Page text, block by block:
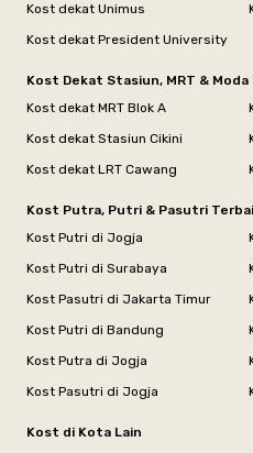
Kost dekat Unimus
Kost dekat President University
Kost Dekat Stasiun, MRT &
Kost dekat MRT Blok A
Kost dekat Stasiun Cikini
Kost dekat LRT Cawang
Kost Putra, Putri & Pasutri
Kost Putri di Jogja
Kost Putri di Surabaya
Kost Pasutri di Jakarta Timur
Kost Putri di Bandung
Kost Putra di Jogja
Kost Pasutri di Jogja
Kost di Kota Lain